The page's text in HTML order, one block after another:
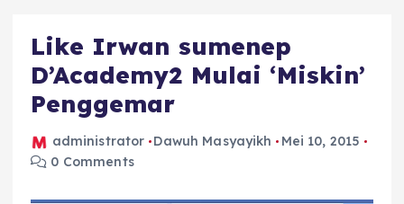
Like Irwan sumenep
D’Academy2 Mulai ‘Miskin’
Penggemar
administrator Dawuh Masyayikh
Mei 10, 2015
0 Comments